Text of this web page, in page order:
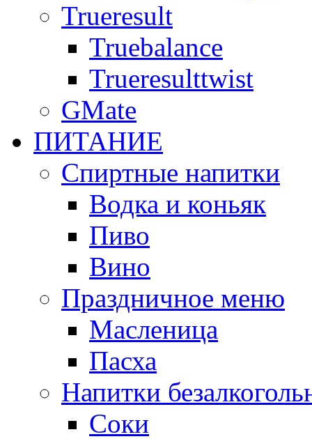
Trueresult
Truebalance
Trueresulttwist
GMate
ПИТАНИЕ
Спиртные напитки
Водка и коньяк
Пиво
Вино
Праздничное меню
Масленица
Пасха
Напитки
Соки